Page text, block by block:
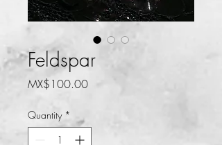
Feldspar
MX$100.00Price
Quantity *